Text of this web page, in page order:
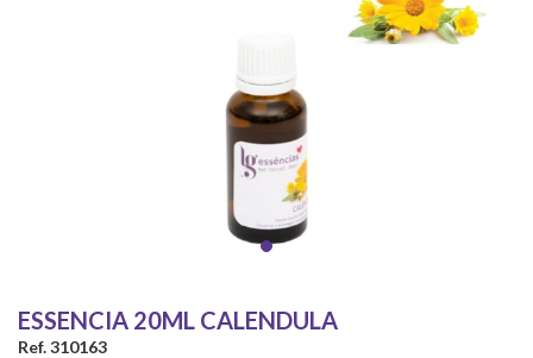
ESSENCIA 20ML CALENDULA
Ref. 310163